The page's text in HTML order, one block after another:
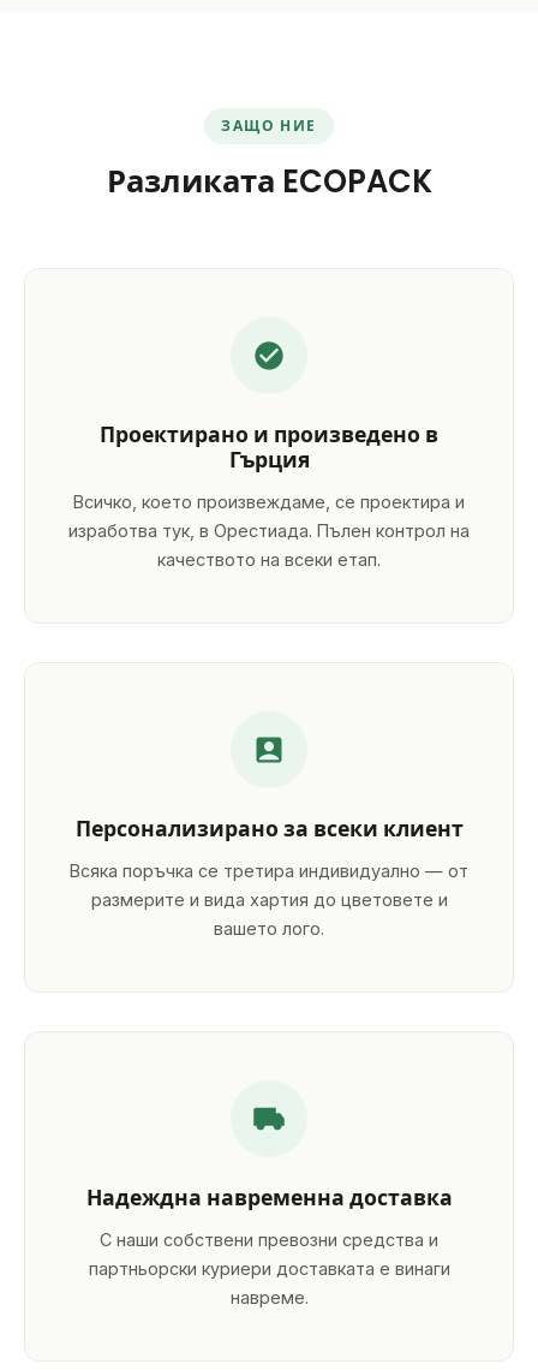
ЗАЩО НИЕ
Разликата ECOPACK
Проектирано и произведено в
Гърция
Всичко, което произвеждаме, се проектира и
изработва тук, в Орестиада. Пълен контрол на
качеството на всеки етап.
Персонализирано за всеки клиент
Всяка поръчка се третира индивидуално — от
размерите и вида хартия до цветовете и
вашето лого.
Надеждна навременна доставка
С наши собствени превозни средства и
партньорски куриери доставката е винаги
навреме.